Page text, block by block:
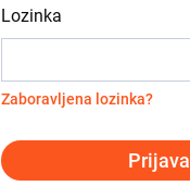
Lozinka
Zaboravljena lozinka?
Prijava